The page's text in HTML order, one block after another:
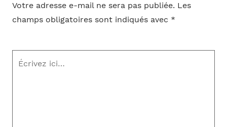
Votre adresse e-mail ne sera pas publiée. Les
champs obligatoires sont indiqués avec *
Écrivez